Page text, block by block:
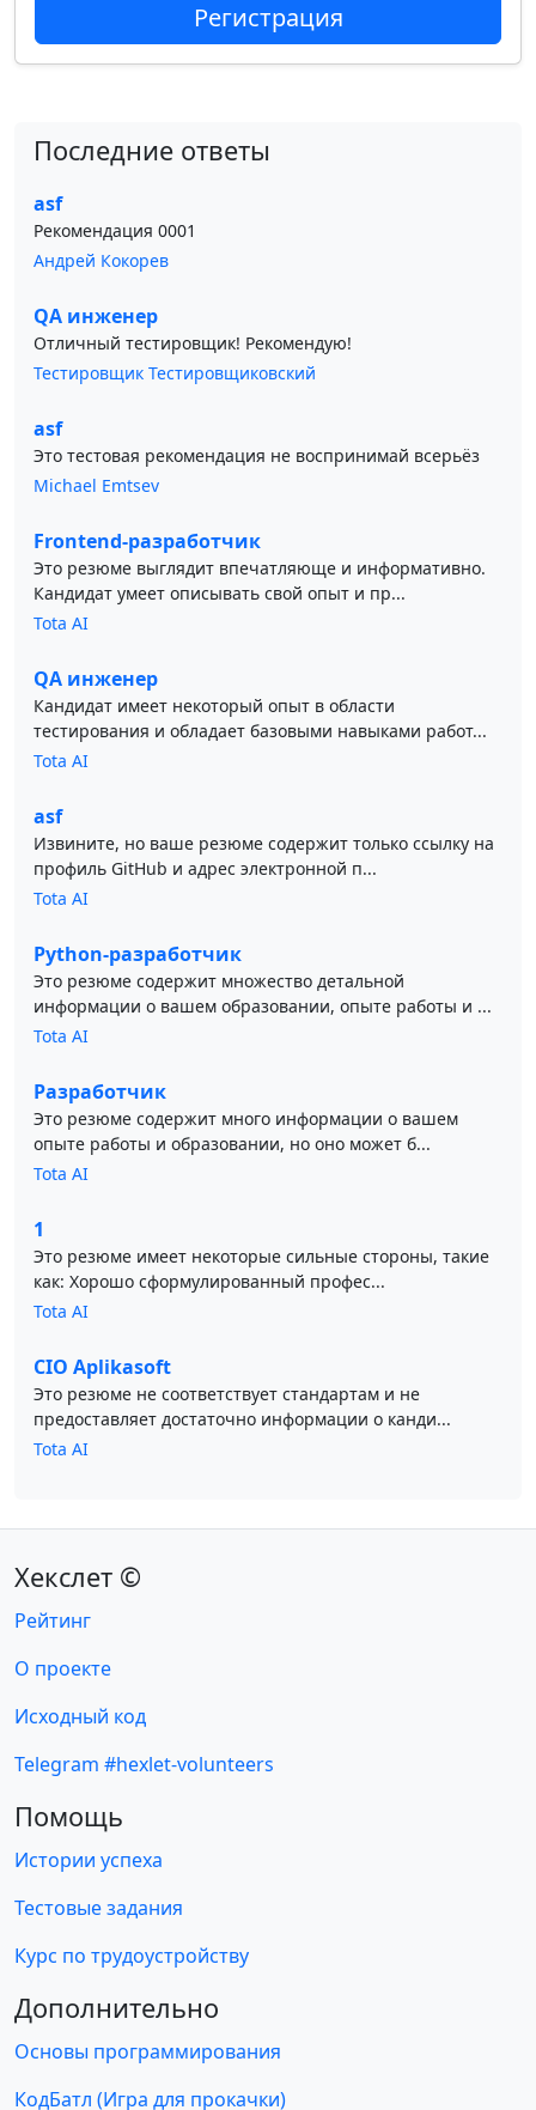
Регистрация
Последние ответы
asf
Рекомендация 0001
Андрей Кокорев
QA инженер
Отличный тестировщик! Рекомендую!
Тестировщик Тестировщиковский
asf
Это тестовая рекомендация не воспринимай всерьёз
Michael Emtsev
Frontend-разработчик
Это резюме выглядит впечатляюще и информативно.
Кандидат умеет описывать свой опыт и пр...
Tota AI
QA инженер
Кандидат имеет некоторый опыт в области
тестирования и обладает базовыми навыками работ...
Tota AI
asf
Извините, но ваше резюме содержит только ссылку на
профиль GitHub и адрес электронной п...
Tota AI
Python-разработчик
Это резюме содержит множество детальной
информации о вашем образовании, опыте работы и ...
Tota AI
Разработчик
Это резюме содержит много информации о вашем
опыте работы и образовании, но оно может б...
Tota AI
1
Это резюме имеет некоторые сильные стороны, такие
как: Хорошо сформулированный профес...
Tota AI
CIO Aplikasoft
Это резюме не соответствует стандартам и не
предоставляет достаточно информации о канди...
Tota AI
Хекслет ©
Рейтинг
О проекте
Исходный код
Telegram #hexlet-volunteers
Помощь
Истории успеха
Тестовые задания
Курс по трудоустройству
Дополнительно
Основы программирования
КодБатл (Игра для прокачки)